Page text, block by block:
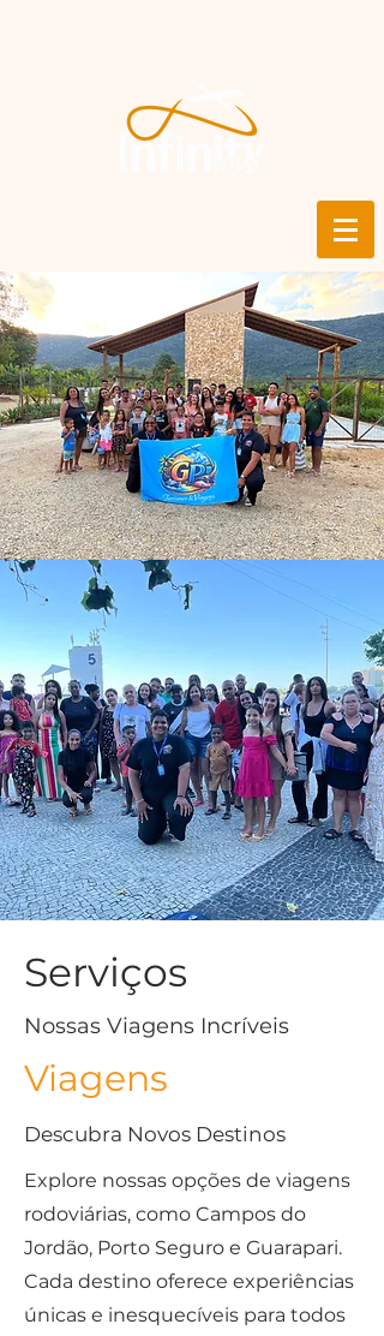
Serviços
Nossas Viagens Incríveis
Viagens
Descubra Novos Destinos
Explore nossas opções de viagens
rodoviárias, como Campos do
Jordão, Porto Seguro e Guarapari.
Cada destino oferece experiências
únicas e inesquecíveis para todos